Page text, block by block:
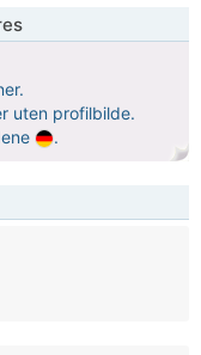
uten profilbilde.
.